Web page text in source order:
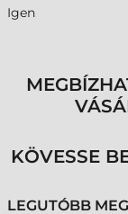
Igen
KÖVESSE
LEGUTÓBB